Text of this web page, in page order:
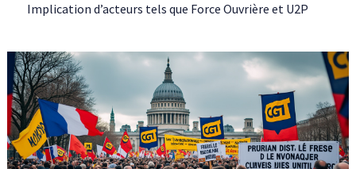
Implication d’acteurs tels que Force Ouvrière et U2P